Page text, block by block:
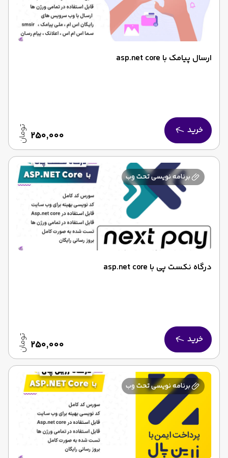
ارسال پیامک با asp.net core
خرید 250,000 تومان
برنامه نویسی تحت وب
درگاه نکست پی با asp.net core
خرید 250,000 تومان
برنامه نویسی تحت وب